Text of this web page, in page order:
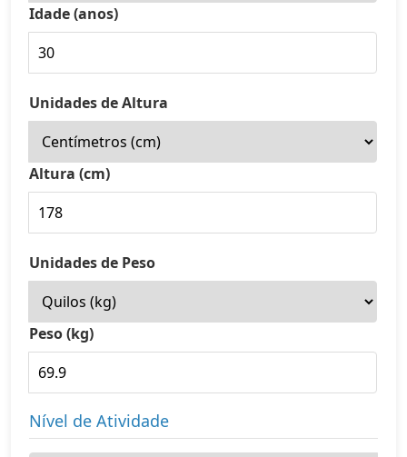
Idade (anos)
Unidades de Altura
Altura (cm)
Unidades de Peso
Peso (kg)
Nível de Atividade